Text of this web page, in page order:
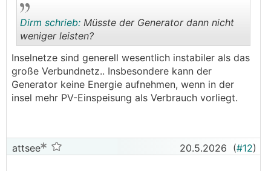
..
Dirm schrieb: Müsste der Generator dann nicht
weniger leisten?
Inselnetze sind generell wesentlich instabiler als das
große Verbundnetz.. Insbesondere kann der
Generator keine Energie aufnehmen, wenn in der
insel mehr PV-Einspeisung als Verbrauch vorliegt.
attsee 20.5.2026 (#12)